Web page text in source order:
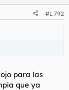
#1.792
para las
que ya